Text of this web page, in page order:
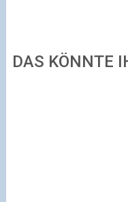
DAS KÖNNTE